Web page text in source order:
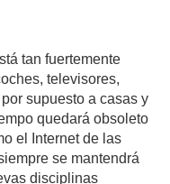
tan fuertemente
televisores,
supuesto a casas y
quedará obsoleto
el Internet de las
se mantendrá
disciplinas